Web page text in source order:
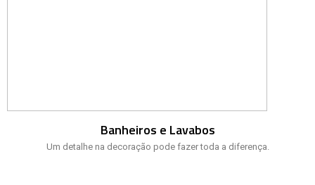
Banheiros e Lavabos
Um detalhe na decoração pode fazer toda a diferença.